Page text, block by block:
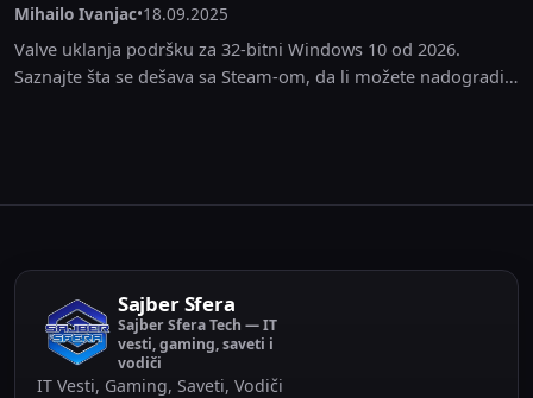
Mihailo Ivanjac•18.09.2025
Valve uklanja podršku za 32-bitni Windows 10 od 2026.
Saznajte šta se dešava sa Steam-om, da li možete nadograditi
Sajber Sfera
Sajber Sfera Tech — IT
vesti, gaming, saveti i
vodiči
IT Vesti, Gaming, Saveti, Vodiči